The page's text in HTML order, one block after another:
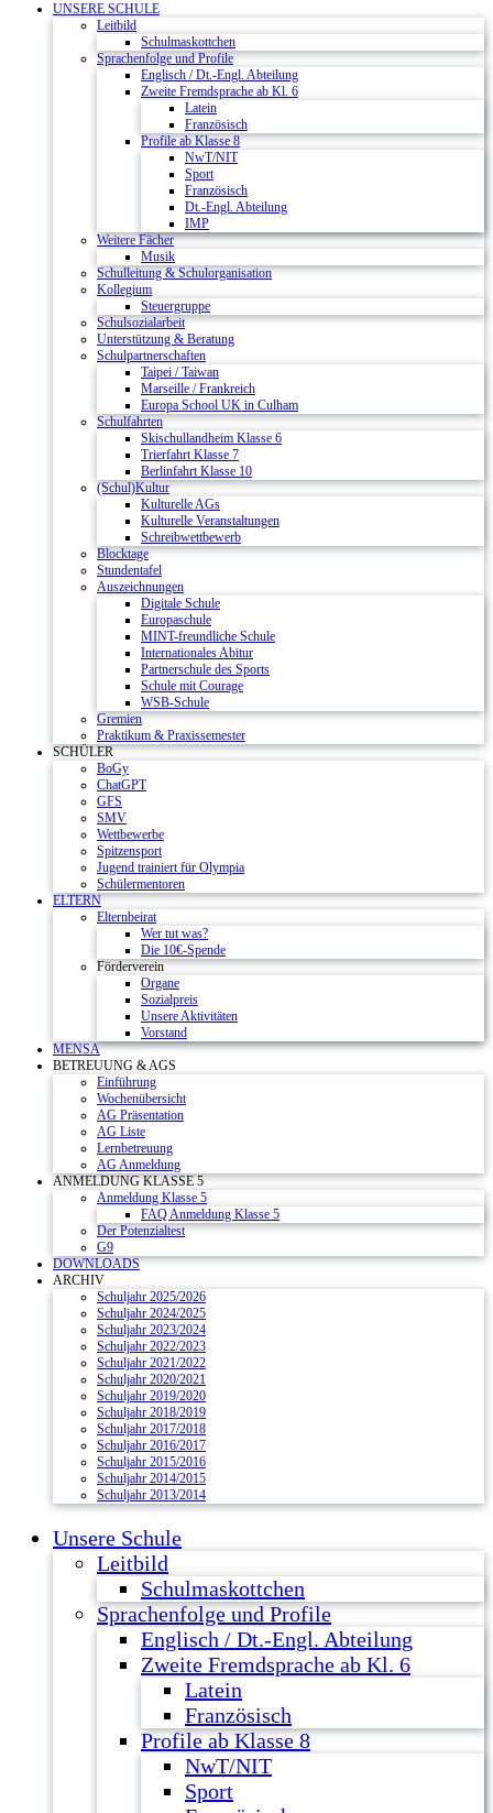
UNSERE SCHULE
Leitbild
Schulmaskottchen
Sprachenfolge und Profile
Englisch / Dt.-Engl. Abteilung
Zweite Fremdsprache ab Kl. 6
Latein
Französisch
Profile ab Klasse 8
NwT/NIT
Sport
Französisch
Dt.-Engl. Abteilung
IMP
Weitere Fächer
Musik
Schulleitung & Schulorganisation
Kollegium
Steuergruppe
Schulsozialarbeit
Unterstützung & Beratung
Schulpartnerschaften
Taipei / Taiwan
Marseille / Frankreich
Europa School UK in Culham
Schulfahrten
Skischullandheim Klasse 6
Trierfahrt Klasse 7
Berlinfahrt Klasse 10
(Schul)Kultur
Kulturelle AGs
Kulturelle Veranstaltungen
Schreibwettbewerb
Blocktage
Stundentafel
Auszeichnungen
Digitale Schule
Europaschule
MINT-freundliche Schule
Internationales Abitur
Partnerschule des Sports
Schule mit Courage
WSB-Schule
Gremien
Praktikum & Praxissemester
SCHÜLER
BoGy
ChatGPT
GFS
SMV
Wettbewerbe
Spitzensport
Jugend trainiert für Olympia
Schülermentoren
ELTERN
Elternbeirat
Wer tut was?
Die 10€-Spende
Förderverein
Organe
Sozialpreis
Unsere Aktivitäten
Vorstand
MENSA
BETREUUNG & AGS
Einführung
Wochenübersicht
AG Präsentation
AG Liste
Lernbetreuung
AG Anmeldung
ANMELDUNG KLASSE 5
Anmeldung Klasse 5
FAQ Anmeldung Klasse 5
Der Potenzialtest
G9
DOWNLOADS
ARCHIV
Schuljahr 2025/2026
Schuljahr 2024/2025
Schuljahr 2023/2024
Schuljahr 2022/2023
Schuljahr 2021/2022
Schuljahr 2020/2021
Schuljahr 2019/2020
Schuljahr 2018/2019
Schuljahr 2017/2018
Schuljahr 2016/2017
Schuljahr 2015/2016
Schuljahr 2014/2015
Schuljahr 2013/2014
Unsere Schule
Leitbild
Schulmaskottchen
Sprachenfolge und Profile
Englisch / Dt.-Engl. Abteilung
Zweite Fremdsprache ab Kl. 6
Latein
Französisch
Profile ab Klasse 8
NwT/NIT
Sport